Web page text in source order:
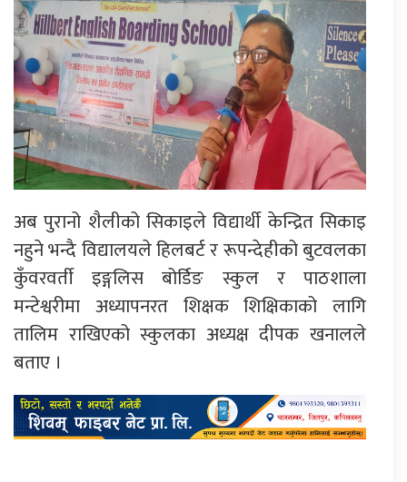
अब पुरानो शैलीको सिकाइले विद्यार्थी केन्द्रित सिकाइ
नहुने भन्दै विद्यालयले हिलबर्ट र रूपन्देहीको बुटवलका
कुँवरवर्ती इङ्गलिस बोर्डिङ स्कुल र पाठशाला
मन्टेश्वरीमा अध्यापनरत शिक्षक शिक्षिकाको लागि
तालिम राखिएको स्कुलका अध्यक्ष दीपक खनालले
बताए ।